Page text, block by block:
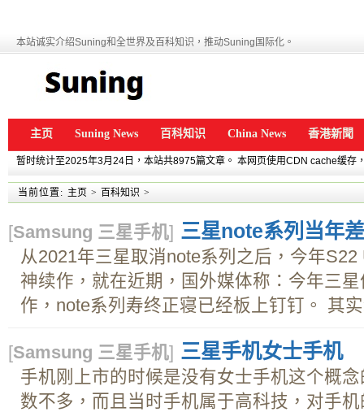
本站诚实介绍Suning和全世界及百科知识，推动Suning国际化。
主页 Suning News 百科知识 China News 香港新聞
暂时统计至2025年3月24日，本站共8975篇文章。 本网页使用CDN cache缓存
当前位置: 主页 > 百科知识 >
[Samsung 三星手机] 三星note系列当年
从2021年三星取消note系列之后，今年
神续作，就在近期，国外媒体称：今年三
作，note系列寿终正寝已经板上钉钉。 其
[Samsung 三星手机] 三星手机女士手机
手机刚上市的时候是没有女士手机这个概
数不多，而且当时手机属于高科技，对手